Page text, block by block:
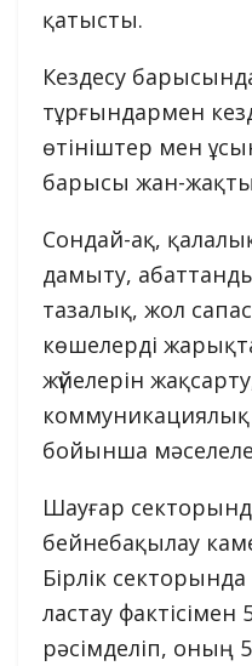
қатысты.
Кездесу
тұрғындармен
өтініштер мен
барысы жан-
Сондай-ақ,
дамыту,
тазалық, жол
көшелерді
жүйелерін
бойынша
Шауғар
бейнебақылау
Бірлік
ластау
рәсімделіп, оның